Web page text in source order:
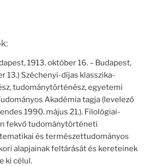
1913. október 16. – Budapest,
13.) Széchenyi-díjas klasszika-
tudománytörténész, egyetemi
Akadémia tagja (levelező
1990. május 21.). Filológiai-
fekvő tudománytörténeti
és természettudományos
alapjainak feltárását és kereteinek
ki célul.